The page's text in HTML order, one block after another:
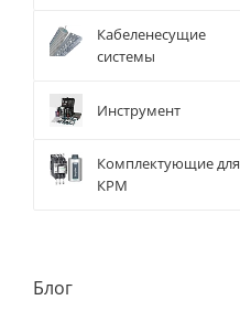
Кабеленесущие
системы
Инструмент
Комплектующие для
КРМ
Блог